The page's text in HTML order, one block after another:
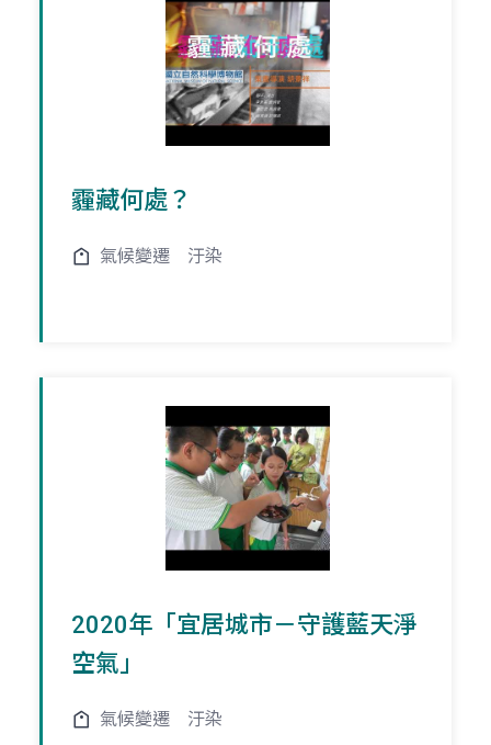
霾藏何處？
氣候變遷 汙染
2020年「宜居城市－守護藍天淨
空氣」
氣候變遷 汙染